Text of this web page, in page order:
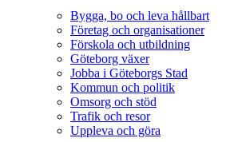
Bygga, bo och leva hållbart
Företag och organisationer
Förskola och utbildning
Göteborg växer
Jobba i Göteborgs Stad
Kommun och politik
Omsorg och stöd
Trafik och resor
Uppleva och göra